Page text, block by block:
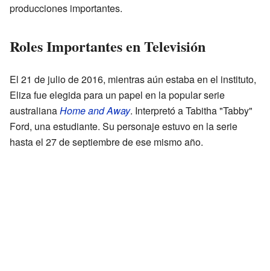
producciones importantes.
Roles Importantes en Televisión
El 21 de julio de 2016, mientras aún estaba en el instituto,
Eliza fue elegida para un papel en la popular serie
australianaHome and Away. Interpretó a Tabitha "Tabby"
Ford, una estudiante. Su personaje estuvo en la serie
hasta el 27 de septiembre de ese mismo año.